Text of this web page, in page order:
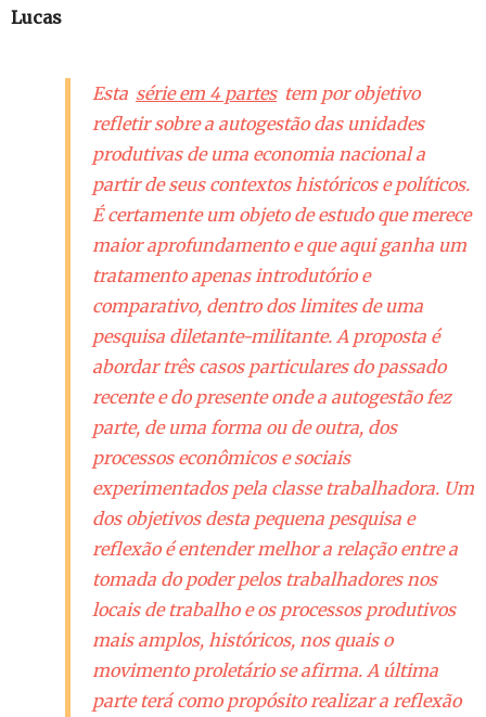
Lucas
Esta série em 4 partes tem por objetivo
refletir sobre a autogestão das unidades
produtivas de uma economia nacional a
partir de seus contextos históricos e políticos.
É certamente um objeto de estudo que merece
maior aprofundamento e que aqui ganha um
tratamento apenas introdutório e
comparativo, dentro dos limites de uma
pesquisa diletante-militante. A proposta é
abordar três casos particulares do passado
recente e do presente onde a autogestão fez
parte, de uma forma ou de outra, dos
processos econômicos e sociais
experimentados pela classe trabalhadora. Um
dos objetivos desta pequena pesquisa e
reflexão é entender melhor a relação entre a
tomada do poder pelos trabalhadores nos
locais de trabalho e os processos produtivos
mais amplos, históricos, nos quais o
movimento proletário se afirma. A última
parte terá como propósito realizar a reflexão